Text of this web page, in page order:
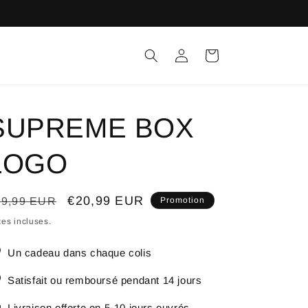
ConnexionPanier
BOX
EUR
Prix
€20,99 EUR Promotion
incluses.
Un cadeau dans chaque colis
Satisfait ou remboursé pendant 14 jours